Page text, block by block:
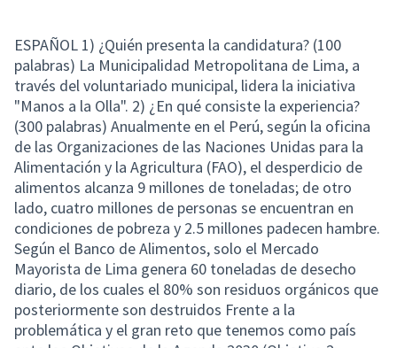
ESPAÑOL 1) ¿Quién presenta la candidatura? (100
palabras) La Municipalidad Metropolitana de Lima, a
través del voluntariado municipal, lidera la iniciativa
"Manos a la Olla". 2) ¿En qué consiste la experiencia?
(300 palabras) Anualmente en el Perú, según la oficina
de las Organizaciones de las Naciones Unidas para la
Alimentación y la Agricultura (FAO), el desperdicio de
alimentos alcanza 9 millones de toneladas; de otro
lado, cuatro millones de personas se encuentran en
condiciones de pobreza y 2.5 millones padecen hambre.
Según el Banco de Alimentos, solo el Mercado
Mayorista de Lima genera 60 toneladas de desecho
diario, de los cuales el 80% son residuos orgánicos que
posteriormente son destruidos Frente a la
problemática y el gran reto que tenemos como país